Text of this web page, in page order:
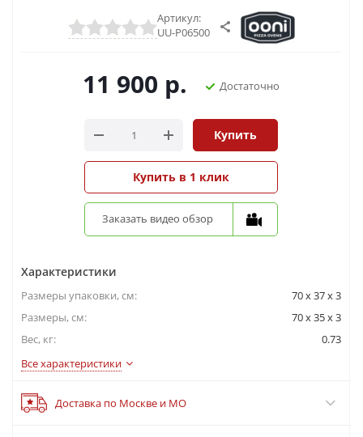
Артикул:
UU-P06500
11 900 р. Достаточно
Купить
Купить в 1 клик
Заказать видео обзор
Характеристики
Размеры упаковки, cм:
70 x 37 x 3
Размеры, см:
70 x 35 x 3
Вес, кг:
0.73
Все характеристики
Доставка по Москве и МО